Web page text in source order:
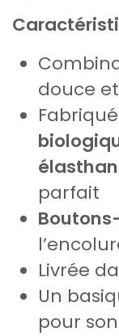
douce
parfait
Livrée
Un
pour